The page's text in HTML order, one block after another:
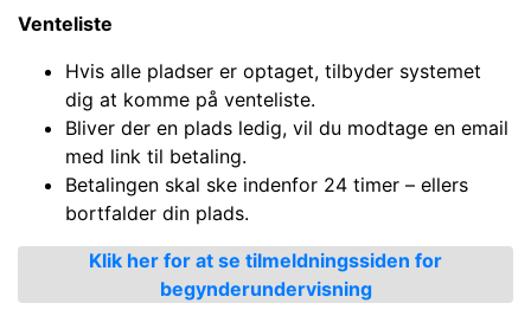
Venteliste
Hvis alle pladser er optaget, tilbyder systemet
dig at komme på venteliste.
Bliver der en plads ledig, vil du modtage en email
med link til betaling.
Betalingen skal ske indenfor 24 timer – ellers
bortfalder din plads.
Klik her for at se tilmeldningssiden for
begynderundervisning